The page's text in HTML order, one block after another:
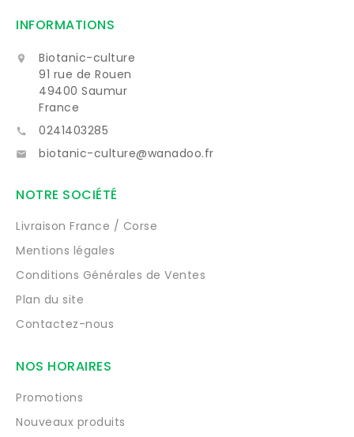
INFORMATIONS

Biotanic-culture
91 rue de Rouen
49400 Saumur
France
 0241403285
 biotanic-culture@wanadoo.fr
NOTRE SOCIÉTÉ
Livraison France / Corse
Mentions légales
Conditions Générales de Ventes
Plan du site
Contactez-nous
NOS HORAIRES
Promotions
Nouveaux produits